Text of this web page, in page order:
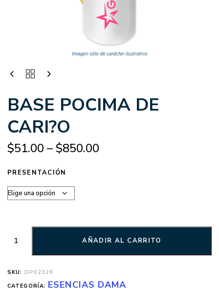
BASE POCIMA DE
CARI?O
$51.00 –$850.00
PRESENTACIÓN
AÑADIR AL CARRITO
SKU: DP02329
CATEGORÍA: ESENCIAS DAMA